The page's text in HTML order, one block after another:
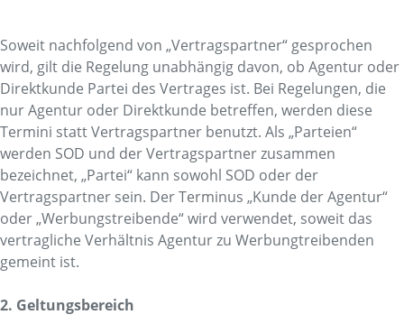
Soweit nachfolgend von „Vertragspartner“ gesprochen
wird, gilt die Regelung unabhängig davon, ob Agentur oder
Direktkunde Partei des Vertrages ist. Bei Regelungen, die
nur Agentur oder Direktkunde betreffen, werden diese
Termini statt Vertragspartner benutzt. Als „Parteien“
werden SOD und der Vertragspartner zusammen
bezeichnet, „Partei“ kann sowohl SOD oder der
Vertragspartner sein. Der Terminus „Kunde der Agentur“
oder „Werbungstreibende“ wird verwendet, soweit das
vertragliche Verhältnis Agentur zu Werbungtreibenden
gemeint ist.
2. Geltungsbereich